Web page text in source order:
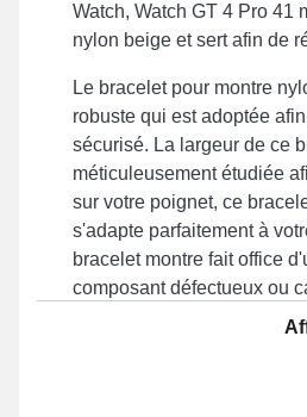
Watch, Watch GT 4 Pro 41
nylon beige et sert afin de
Le bracelet pour montre
robuste qui est adoptée
sécurisé. La largeur de ce
méticuleusement étudiée
sur votre poignet, ce
s'adapte parfaitement à
bracelet montre fait office
composant défectueux ou
pour votre bracelet. Le